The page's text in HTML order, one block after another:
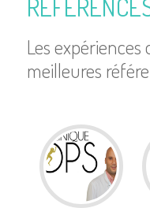
Les
meilleures